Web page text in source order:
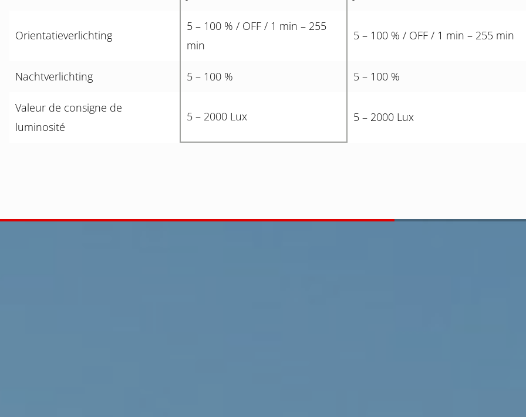
Orientatieverlichting
5 – 100 % / OFF / 1 min – 255
min
5 – 100 % / OFF / 1 min – 255 min
Nachtverlichting 5 – 100 % 5 – 100 %
Valeur de consigne de
luminosité
5 – 2000 Lux 5 – 2000 Lux